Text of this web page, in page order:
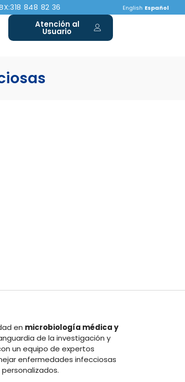
848 82 36 English Español
Atención al
Usuario
en microbiología médica y
de la investigación y
un equipo de expertos
enfermedades infecciosas